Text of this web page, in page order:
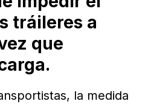
tráileres a
que
la medida